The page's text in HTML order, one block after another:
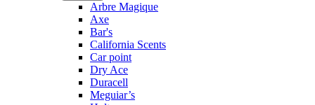
Arbre Magique
Axe
Bar's
California Scents
Car point
Dry Ace
Duracell
Meguiar’s